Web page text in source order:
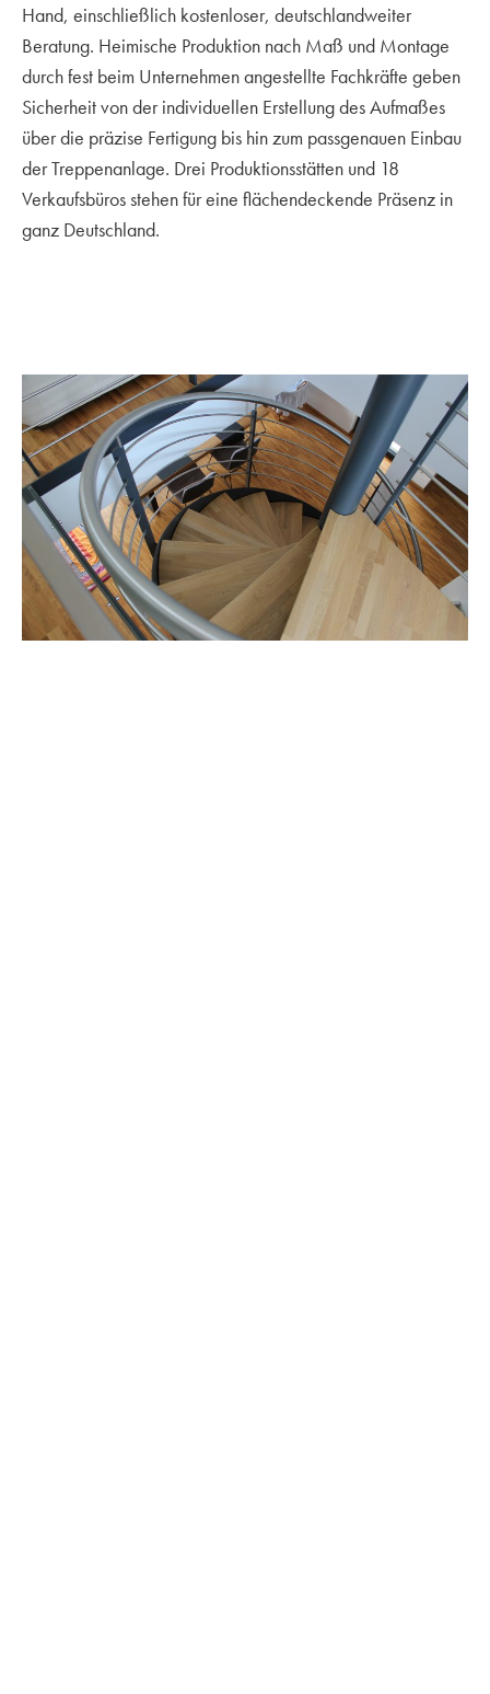
Hand, einschließlich kostenloser, deutschlandweiter
Beratung. Heimische Produktion nach Maß und Montage
durch fest beim Unternehmen angestellte Fachkräfte geben
Sicherheit von der individuellen Erstellung des Aufmaßes
über die präzise Fertigung bis hin zum passgenauen Einbau
der Treppenanlage. Drei Produktionsstätten und 18
Verkaufsbüros stehen für eine flächendeckende Präsenz in
ganz Deutschland.